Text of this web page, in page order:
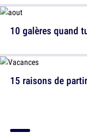
10 galères quand
15 raisons de